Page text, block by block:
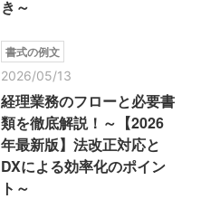
き～
書式の例文
2026/05/13
経理業務のフローと必要書
類を徹底解説！～【2026
年最新版】法改正対応と
DXによる効率化のポイン
ト～